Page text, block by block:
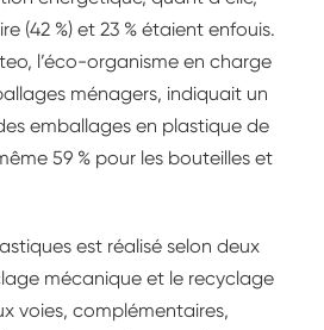
(42 %) et 23 % étaient enfouis.
l’éco-organisme en charge
ménagers, indiquait un
emballages en plastique de
59 % pour les bouteilles et
est réalisé selon deux
mécanique et le recyclage
voies, complémentaires,